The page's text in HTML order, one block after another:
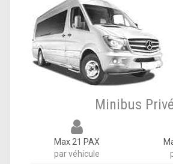
Minibus Privé
Max 21 PAX
par véhicule